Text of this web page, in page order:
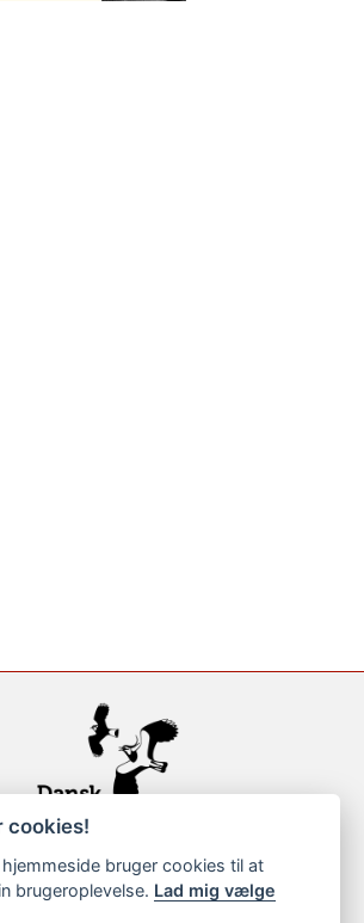
cookies!
hjemmeside bruger cookies til at
brugeroplevelse. Lad mig vælge